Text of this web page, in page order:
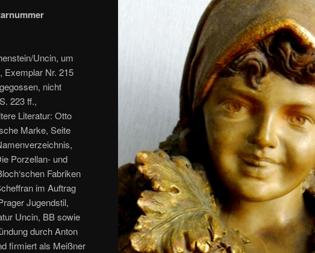
Uncin, um
Exemplar Nr. 215
nicht
223 ff.,
Literatur: Otto
Marke, Seite
Porzellan- und
Fabriken
im Auftrag
Jugendstil,
Uncin, BB sowie
durch Anton
firmiert als Meißner